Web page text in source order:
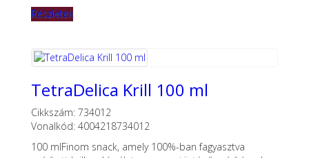
Részletek
TetraDelica Krill 100 ml
Cikkszám: 734012
Vonalkód: 4004218734012
100 mlFinom snack, amely 100%-ban fagyasztva